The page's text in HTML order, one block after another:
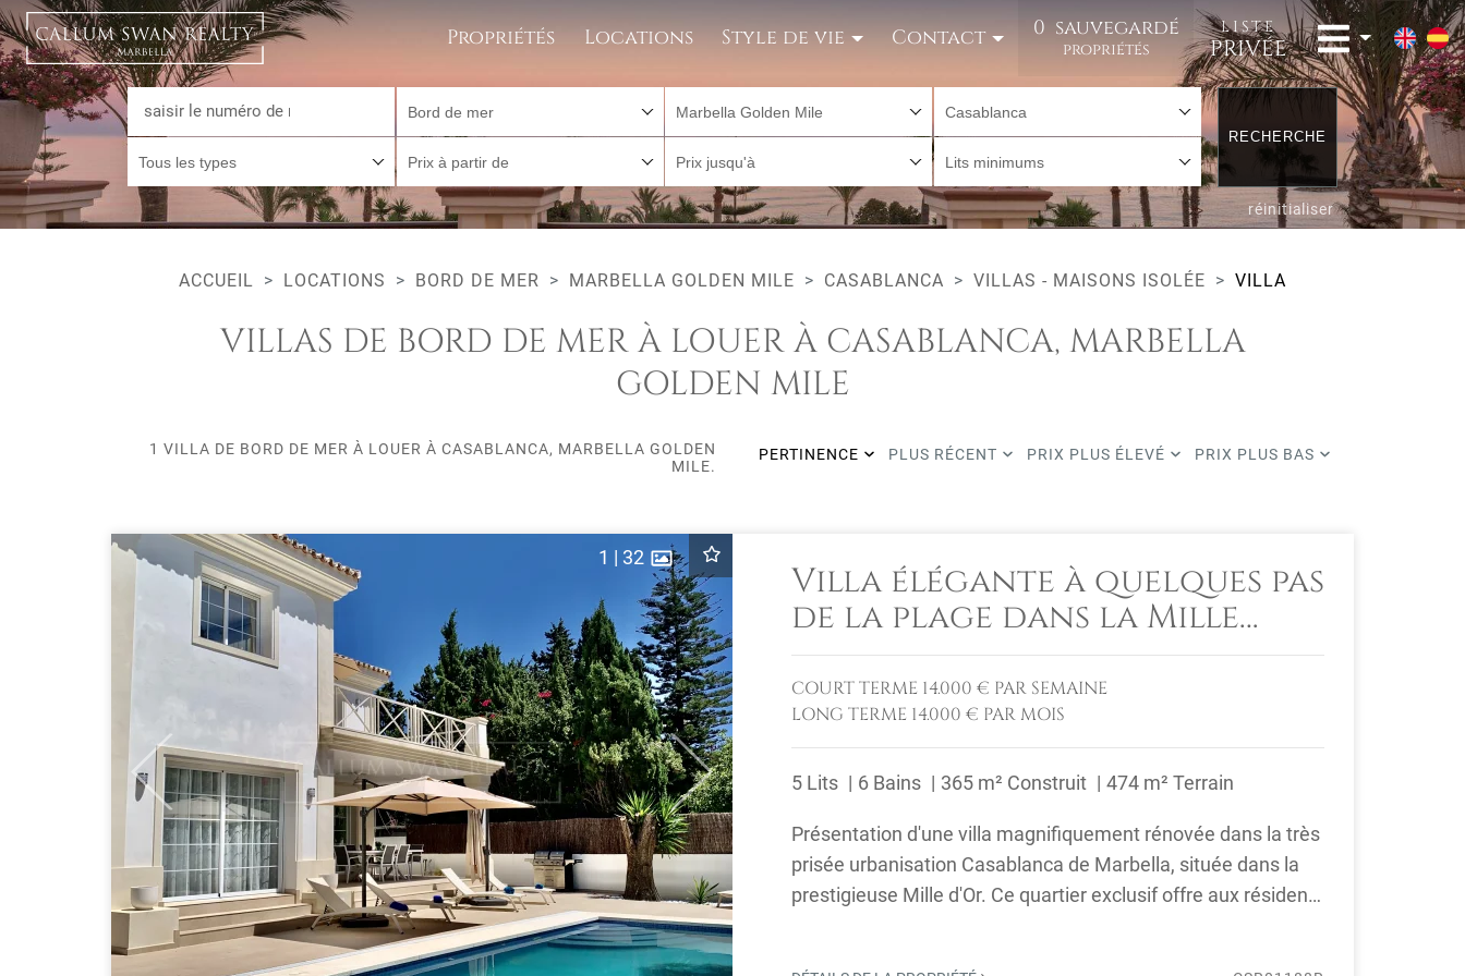
Propriétés Locations Style de vie Contact 0 sauvegardé
propriétés
LISTE
PRIVÉE
Bord de mer Marbella Golden Mile Casablanca
Tous les types Prix à partir de Prix jusqu'à Lits minimums
RECHERCHE
réinitialiser
ACCUEIL LOCATIONS BORD DE MER MARBELLA GOLDEN MILE CASABLANCA VILLAS - MAISONS ISOLÉE VILLA
VILLAS DE BORD DE MER À LOUER À CASABLANCA, MARBELLA
GOLDEN MILE
1 VILLA DE BORD DE MER À LOUER À CASABLANCA, MARBELLA GOLDEN
MILE.
PERTINENCE PLUS RÉCENT PRIX PLUS ÉLEVÉ PRIX PLUS BAS
Previous Next
1 | 32
Villa élégante à quelques pas
de la plage dans la Mille
d'Or
COURT TERME 14.000 € PAR SEMAINE
LONG TERME 14.000 € PAR MOIS
5 Lits 6 Bains 365 m² Construit 474 m² Terrain
Présentation d'une villa magnifiquement rénovée dans la très
prisée urbanisation Casablanca de Marbella, située dans la
prestigieuse Mille d'Or. Ce quartier exclusif offre aux résidents